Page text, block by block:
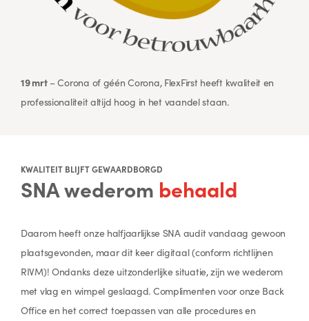
19 mrt– Corona of géén Corona, FlexFirst heeft kwaliteit en
professionaliteit altijd hoog in het vaandel staan.
KWALITEIT BLIJFT GEWAARDBORGD
SNA wederom behaald
Daarom heeft onze halfjaarlijkse SNA audit vandaag gewoon
plaatsgevonden, maar dit keer digitaal (conform richtlijnen
RIVM)! Ondanks deze uitzonderlijke situatie, zijn we wederom
met vlag en wimpel geslaagd. Complimenten voor onze Back
Office en het correct toepassen van alle procedures en